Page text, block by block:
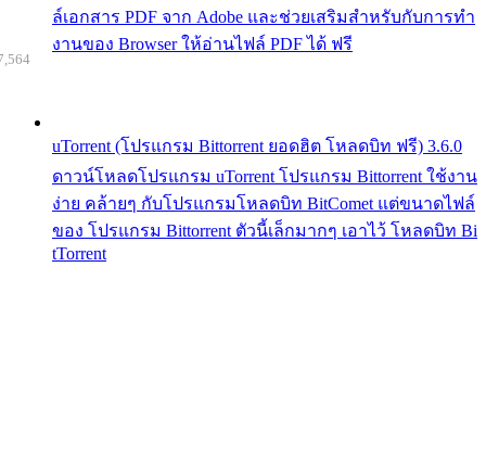
ล์เอกสาร PDF จาก Adobe และช่วยเสริมสำหรับกับการทำ
งานของ Browser ให้อ่านไฟล์ PDF ได้ ฟรี
uTorrent (โปรแกรม Bittorrent ยอดฮิต โหลดบิท ฟรี) 3.6.0
ดาวน์โหลดโปรแกรม uTorrent โปรแกรม Bittorrent ใช้งาน
ง่าย คล้ายๆ กับโปรแกรมโหลดบิท BitComet แต่ขนาดไฟล์
ของ โปรแกรม Bittorrent ตัวนี้เล็กมากๆ เอาไว้ โหลดบิท Bi
tTorrent